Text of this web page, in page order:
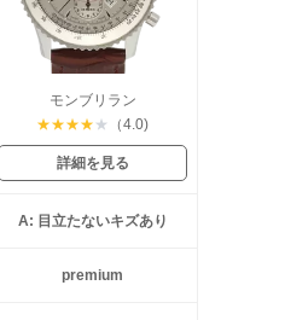
モンブリラン
★★★★ ★ （4.0)
詳細を見る
A: 目立たないキズあり
premium